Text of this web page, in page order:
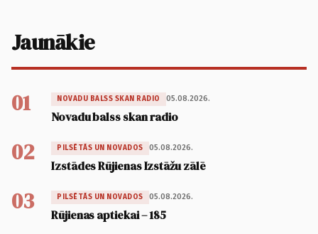
Jaunākie
01 NOVADU BALSS SKAN RADIO 05.08.2026.
Novadu balss skan radio
02 PILSĒTĀS UN NOVADOS 05.08.2026.
Izstādes Rūjienas Izstāžu zālē
03 PILSĒTĀS UN NOVADOS 05.08.2026.
Rūjienas aptiekai – 185